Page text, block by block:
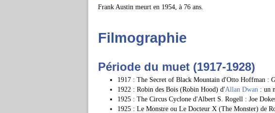
Frank Austin meurt en 1954, à 76 ans.
Filmographie
Période du muet (1917-1928)
1917 : The Secret of Black Mountain d'Otto Hoffman :
1922 : Robin des Bois (Robin Hood) d'Allan Dwan : un
1925 : The Circus Cyclone d'Albert S. Rogell : Joe
1925 : Le Monstre ou Le Docteur X (The Monster) de